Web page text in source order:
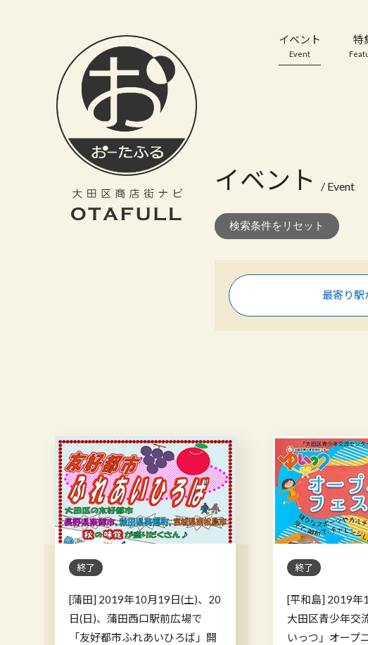
イベント
Event
特
イベント / Event
最寄り駅
終了
[蒲田] 2019年10月19日(土)、20
日(日)、蒲田西口駅前広場で
「友好都市ふれあいひろば」開
終了
[平和島] 2019年
大田区青少年交
いっつ」オープ